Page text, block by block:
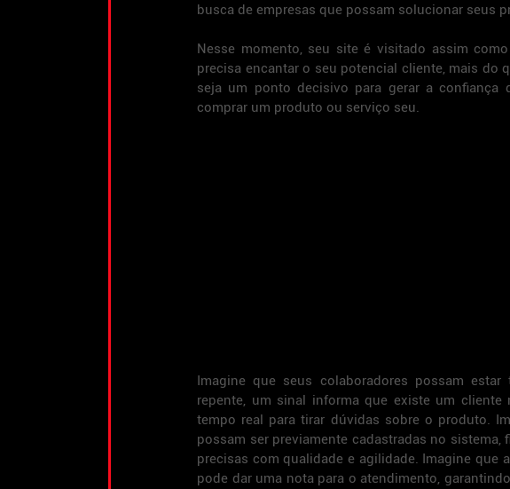
busca de empresas que possam solucionar seus
Nesse momento, seu site é visitado assim
precisa encantar o seu potencial cliente, mais do
seja um ponto decisivo para gerar a confiança
comprar um produto ou serviço seu.
Imagine que seus colaboradores possam
repente, um sinal informa que existe um
tempo real para tirar dúvidas sobre o produto.
possam ser previamente cadastradas no
precisas com qualidade e agilidade. Imagine que
pode dar uma nota para o atendimento,